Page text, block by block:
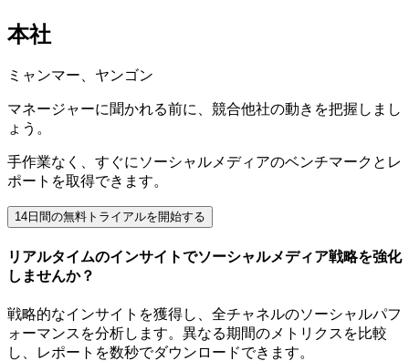
本社
ミャンマー、ヤンゴン
マネージャーに聞かれる前に、競合他社の動きを把握しまし
ょう。
手作業なく、すぐにソーシャルメディアのベンチマークとレ
ポートを取得できます。
14日間の無料トライアルを開始する
リアルタイムのインサイトでソーシャルメディア戦略を強化
しませんか？
戦略的なインサイトを獲得し、全チャネルのソーシャルパフ
ォーマンスを分析します。異なる期間のメトリクスを比較
し、レポートを数秒でダウンロードできます。